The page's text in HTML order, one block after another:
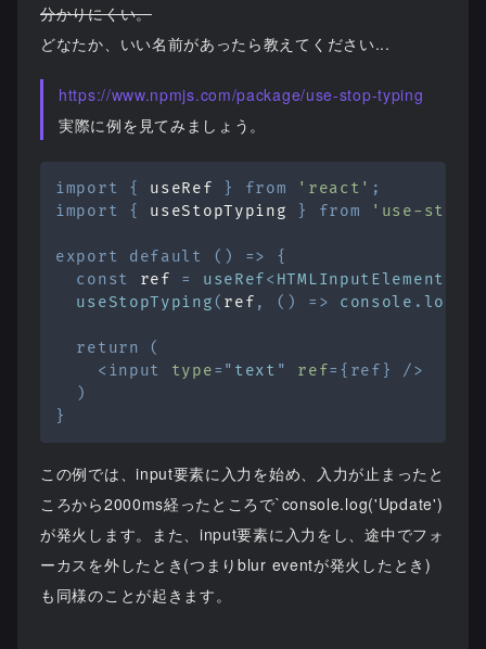
分かりにくい。
どなたか、いい名前があったら教えてください...
https://www.npmjs.com/package/use-stop-typing
実際に例を見てみましょう。
import { useRef } from 'react' ;
import
{ useStopTyping } from 'use-stop-
export default ( ) =>
{
const
ref = useRef< HTMLInputElement
useStopTyping( ref , ( ) => console . log
return
(
< input type= " text " ref= { ref }
/>
)
}
この例では、input要素に入力を始め、入力が止まったと
ころから2000ms経ったところで`console.log('Update')
が発火します。また、input要素に入力をし、途中でフォ
ーカスを外したとき(つまりblur eventが発火したとき)
も同様のことが起きます。